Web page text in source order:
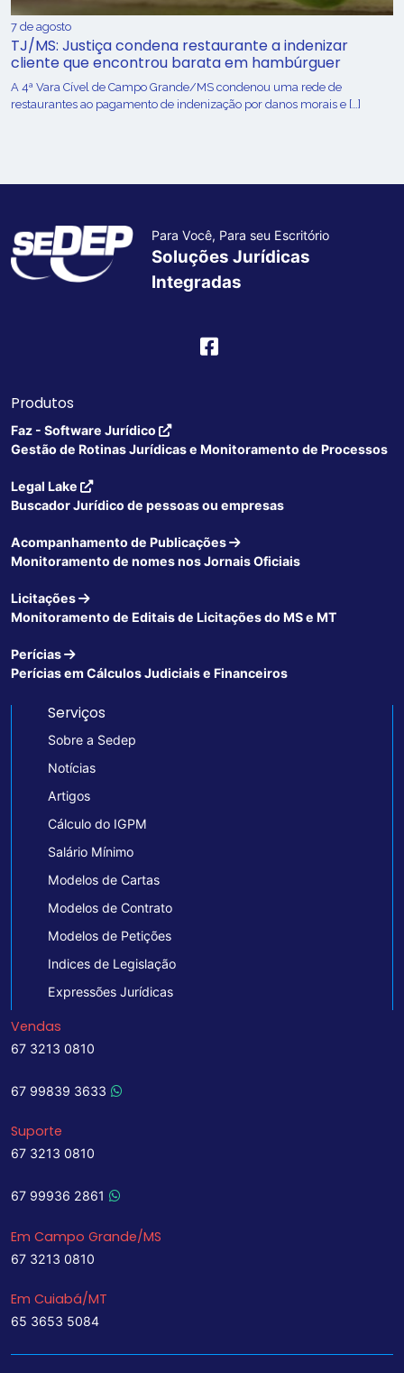
7 de agosto
TJ/MS: Justiça condena restaurante a indenizar
cliente que encontrou barata em hambúrguer
A 4ª Vara Cível de Campo Grande/MS condenou uma rede de
restaurantes ao pagamento de indenização por danos morais e […]
Para Você, Para seu Escritório
Soluções Jurídicas
Integradas
Produtos
Faz - Software Jurídico
Gestão de Rotinas Jurídicas e Monitoramento de Processos
Legal Lake
Buscador Jurídico de pessoas ou empresas
Acompanhamento de Publicações
Monitoramento de nomes nos Jornais Oficiais
Licitações
Monitoramento de Editais de Licitações do MS e MT
Perícias
Perícias em Cálculos Judiciais e Financeiros
Serviços
Sobre a Sedep
Notícias
Artigos
Cálculo do IGPM
Salário Mínimo
Modelos de Cartas
Modelos de Contrato
Modelos de Petições
Indices de Legislação
Expressões Jurídicas
Vendas
67 3213 0810
67 99839 3633
Suporte
67 3213 0810
67 99936 2861
Em Campo Grande/MS
67 3213 0810
Em Cuiabá/MT
65 3653 5084